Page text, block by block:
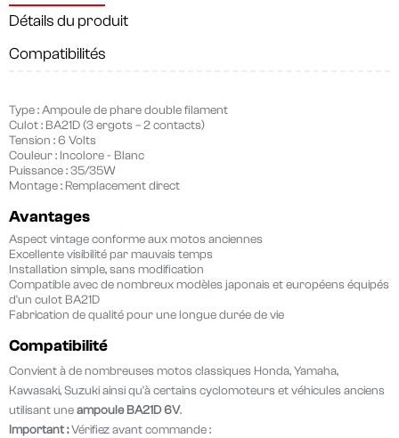
Détails du produit
Compatibilités
Type : Ampoule de phare double filament
Culot : BA21D (3 ergots – 2 contacts)
Tension : 6 Volts
Couleur : Incolore- Blanc
Puissance :35/35W
Montage : Remplacement direct
Avantages
Aspect vintage conforme aux motos anciennes
Excellente visibilité par mauvais temps
Installation simple, sans modification
Compatible avec de nombreux modèles japonais et européens équipés
d'un culot BA21D
Fabrication de qualité pour une longue durée de vie
Compatibilité
Convient à de nombreuses motos classiques Honda, Yamaha,
Kawasaki, Suzuki ainsi qu'à certains cyclomoteurs et véhicules anciens
utilisant uneampoule BA21D 6V.
Important :Vérifiez avant commande :